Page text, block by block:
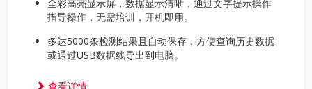
全彩高亮显示屏，数据显示清晰，通过文字提示操作
指导操作，无需培训，开机即用。
多达5000条检测结果且自动保存，方便查询历史数据
或通过USB数据线导出到电脑。
查看详情